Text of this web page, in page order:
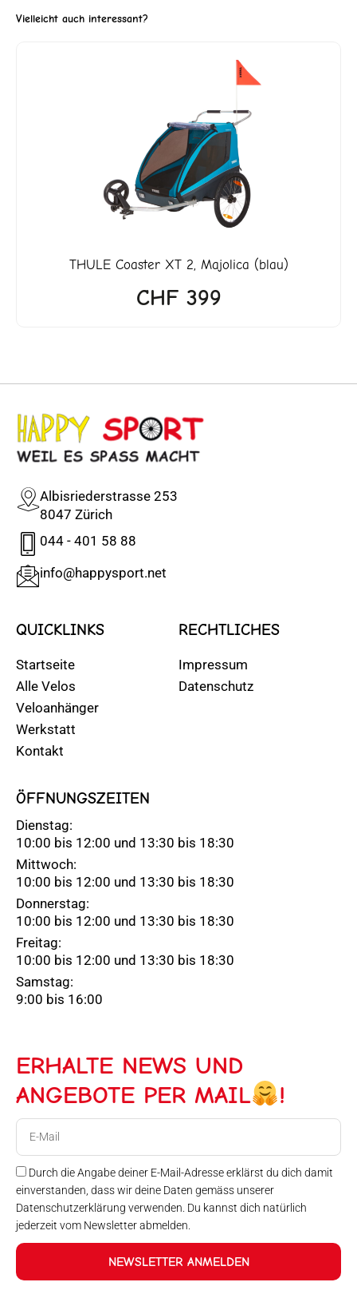
Vielleicht auch interessant?
THULECoaster XT 2, Majolica (blau)
CHF399
Albisriederstrasse 253
8047 Zürich
044 - 401 58 88
info@happysport.net
QUICKLINKS
Startseite
Alle Velos
Veloanhänger
Werkstatt
Kontakt
RECHTLICHES
Impressum
Datenschutz
ÖFFNUNGSZEITEN
Dienstag:
10:00 bis 12:00 und 13:30 bis 18:30
Mittwoch:
10:00 bis 12:00 und 13:30 bis 18:30
Donnerstag:
10:00 bis 12:00 und 13:30 bis 18:30
Freitag:
10:00 bis 12:00 und 13:30 bis 18:30
Samstag:
9:00 bis 16:00
ERHALTE NEWS UND
ANGEBOTE PER MAIL
!
Durch die Angabe deiner E-Mail-Adresse erklärst du dich damit
einverstanden, dass wir deine Daten gemäss unserer
Datenschutzerklärung verwenden. Du kannst dich natürlich
jederzeit vom Newsletter abmelden.
NEWSLETTER ANMELDEN